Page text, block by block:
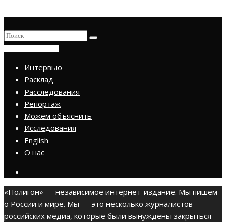
Интервью
Расклад
Расследования
Репортаж
Можем объяснить
Исследования
English
О нас
«Полигон» — независимое интернет-издание. Мы пишем
о России и мире. Мы — это несколько журналистов
российских медиа, которые были вынуждены закрыться